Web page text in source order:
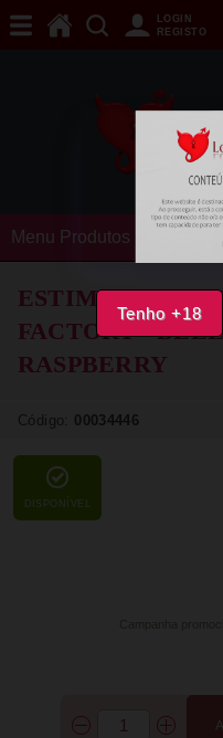
Tenho +18
LOGIN
REGISTO
Menu Produtos
ESTIMULADOR
FACTORY -
RASPBERRY
Código: 00034446
DISPONÍVEL